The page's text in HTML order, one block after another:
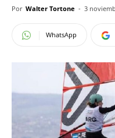
Por Walter Tortone - 3
WhatsApp